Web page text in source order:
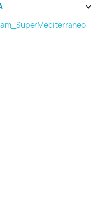
keyboard_arrow_down